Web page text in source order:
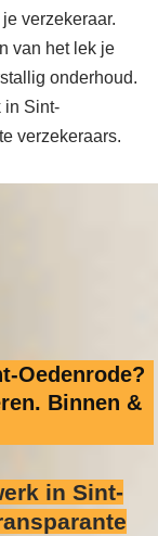
verzekeraar.
van het lek je
onderhoud.
in Sint-
verzekeraars.
Oedenrode?
Binnen &
in Sint-